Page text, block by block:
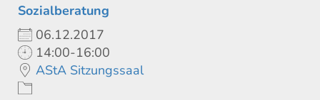
Sozialberatung
06.12.2017
14:00-16:00
AStA Sitzungssaal